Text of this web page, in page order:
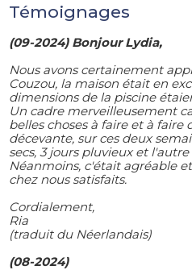
Témoignages
(09-2024) Bonjour Lydia,
Nous avons certainement
Couzou, la maison était en
dimensions de la piscine
Un cadre merveilleusement
belles choses à faire et à faire
décevante, sur ces deux
secs, 3 jours pluvieux et
Néanmoins, c'était agréable
chez nous satisfaits.
Cordialement,
Ria
(traduit du Néerlandais)
(08-2024)